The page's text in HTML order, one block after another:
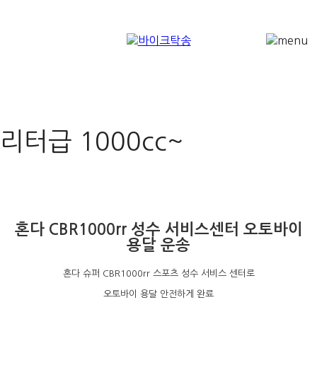
리터급 1000cc~
혼다 CBR1000rr 성수 서비스센터 오토바이
용달 운송
혼다 슈퍼 CBR1000rr 스포츠 성수 서비스 센터로
오토바이 용달 안전하게 완료